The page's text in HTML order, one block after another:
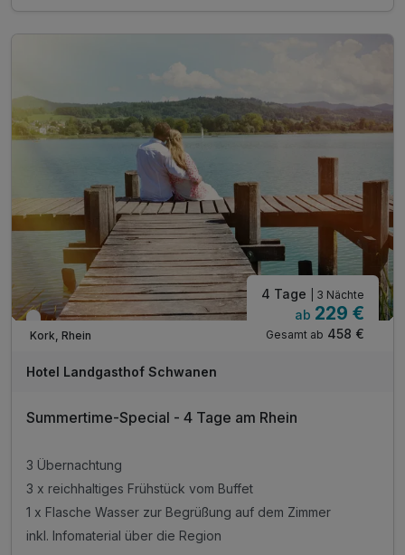
inkl. Übernachtungssteuer
Nur noch bis September
Kork, Rhein
4 Tage | 3 Nächte
ab 229 €
Gesamt ab 458 €
Hotel Landgasthof Schwanen
Summertime-Special - 4 Tage am Rhein
3 Übernachtung
3 x reichhaltiges Frühstück vom Buffet
1 x Flasche Wasser zur Begrüßung auf dem Zimmer
inkl. Infomaterial über die Region